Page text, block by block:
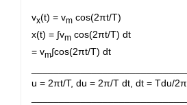
vx(t) = vm cos(2πt/T)
x(t) = ∫vm cos(2πt/T) dt
= vm∫cos(2πt/T) dt
u = 2πt/T, du = 2π/T dt, dt = Tdu/2π